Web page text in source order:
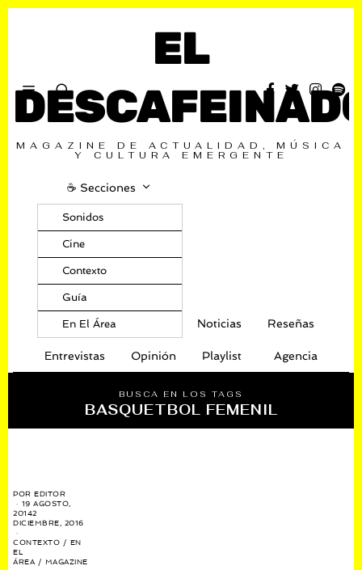
EL
MAGAZINE DE ACTUALIDAD, MÚSICA
Y CULTURA EMERGENTE
☕️ Secciones
Sonidos
Cine
Contexto
Guía
En El Área Noticias Reseñas
Entrevistas Opinión Playlist Agencia
BUSCA EN LOS TAGS
BASQUETBOL FEMENIL
POREDITOR
19 AGOSTO,
20142
DICIEMBRE, 2016
CONTEXTO / EN
EL
ÁREA / MAGAZINE